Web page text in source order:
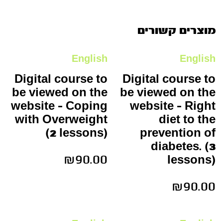
מוצרים קשורים
English
Digital course to
be viewed on the
website – Right
diet to the
prevention of
diabetes. (3
lessons)
₪90.00
English
Digital course to
be viewed on the
website – Coping
with Overweight
(2 lessons)
₪90.00